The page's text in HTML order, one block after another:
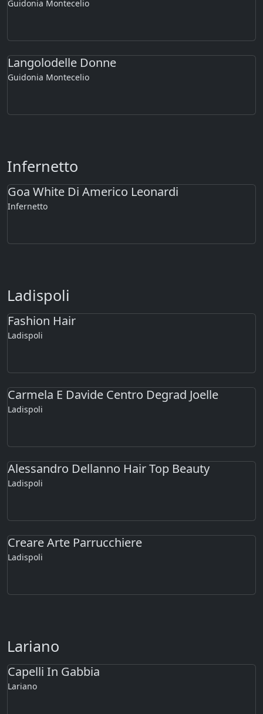
Guidonia Montecelio
Langolodelle Donne
Guidonia Montecelio
Infernetto
Goa White Di Americo Leonardi
Infernetto
Ladispoli
Fashion Hair
Ladispoli
Carmela E Davide Centro Degrad Joelle
Ladispoli
Alessandro Dellanno Hair Top Beauty
Ladispoli
Creare Arte Parrucchiere
Ladispoli
Lariano
Capelli In Gabbia
Lariano